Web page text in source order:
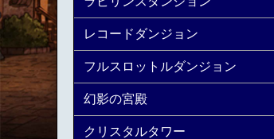
レコードダンジョン
フルスロットルダンジョン
幻影の宮殿
クリスタルタワー